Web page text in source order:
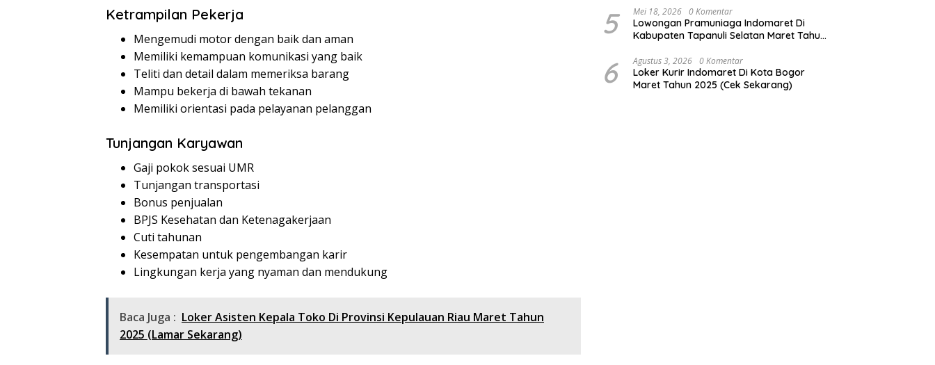
Ketrampilan Pekerja
Mengemudi motor dengan baik dan aman
Memiliki kemampuan komunikasi yang baik
Teliti dan detail dalam memeriksa barang
Mampu bekerja di bawah tekanan
Memiliki orientasi pada pelayanan pelanggan
Tunjangan Karyawan
Gaji pokok sesuai UMR
Tunjangan transportasi
Bonus penjualan
BPJS Kesehatan dan Ketenagakerjaan
Cuti tahunan
Kesempatan untuk pengembangan karir
Lingkungan kerja yang nyaman dan mendukung
Baca Juga : Loker Asisten Kepala Toko Di Provinsi Kepulauan Riau Maret Tahun
2025 (Lamar Sekarang)
5 Mei 18, 2026 0 Komentar
Lowongan Pramuniaga Indomaret Di
Kabupaten Tapanuli Selatan Maret Tahun
6 Agustus 3, 2026 0 Komentar
Loker Kurir Indomaret Di Kota Bogor
Maret Tahun 2025 (Cek Sekarang)